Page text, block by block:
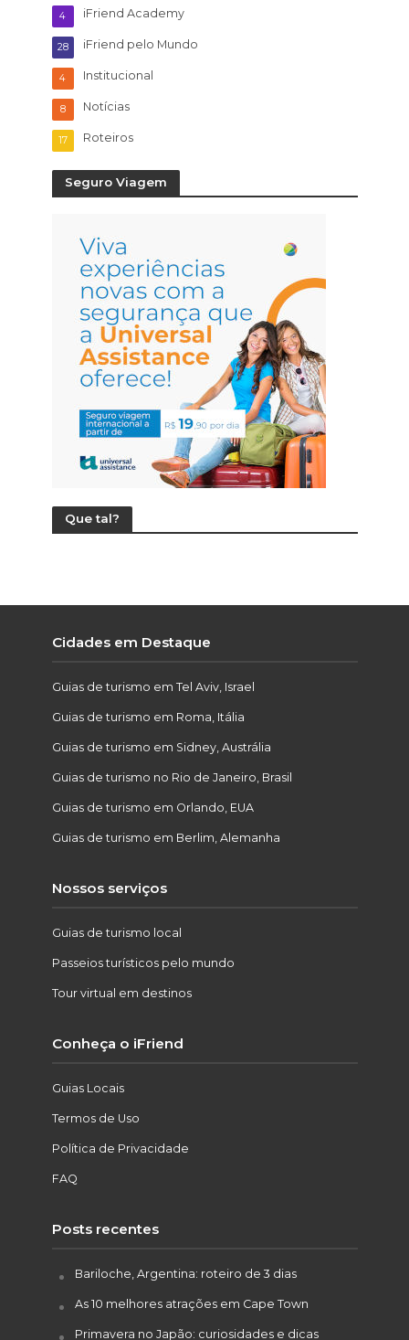
iFriend Academy
4
iFriend pelo Mundo
28
Institucional
4
Notícias
8
Roteiros
17
Seguro Viagem
Que tal?
Cidades em Destaque
Guias de turismo em Tel Aviv, Israel
Guias de turismo em Roma, Itália
Guias de turismo em Sidney, Austrália
Guias de turismo no Rio de Janeiro, Brasil
Guias de turismo em Orlando, EUA
Guias de turismo em Berlim, Alemanha
Nossos serviços
Guias de turismo local
Passeios turísticos pelo mundo
Tour virtual em destinos
Conheça o iFriend
Guias Locais
Termos de Uso
Política de Privacidade
FAQ
Posts recentes
Bariloche, Argentina: roteiro de 3 dias
As 10 melhores atrações em Cape Town
Primavera no Japão: curiosidades e dicas